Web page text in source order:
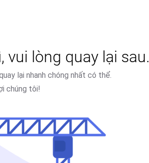
vui lòng quay lại sau.
lại nhanh chóng nhất có thể.
chúng tôi!